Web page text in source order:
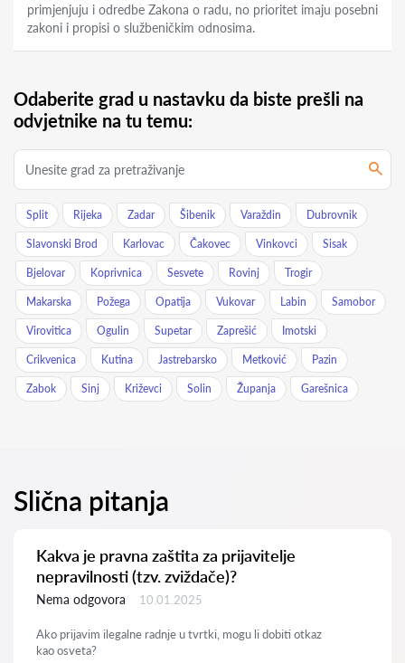
primjenjuju i odredbe Zakona o radu, no prioritet imaju posebni
zakoni i propisi o službeničkim odnosima.
Odaberite grad u nastavku da biste prešli na
odvjetnike na tu temu:
Split Rijeka Zadar Šibenik Varaždin Dubrovnik
Slavonski Brod Karlovac Čakovec Vinkovci Sisak
Bjelovar Koprivnica Sesvete Rovinj Trogir
Makarska Požega Opatija Vukovar Labin Samobor
Virovitica Ogulin Supetar Zaprešić Imotski
Crikvenica Kutina Jastrebarsko Metković Pazin
Zabok Sinj Križevci Solin Županja Garešnica
Slična pitanja
Kakva je pravna zaštita za prijavitelje
nepravilnosti (tzv. zviždače)?
Nema odgovora 10.01.2025
Ako prijavim ilegalne radnje u tvrtki, mogu li dobiti otkaz
kao osveta?